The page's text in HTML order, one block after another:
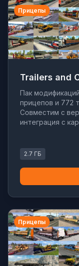
Прицепы
Trailers and
Пак
прицепов и 772
Совместим с
интеграция с
2.7 ГБ
Прицепы